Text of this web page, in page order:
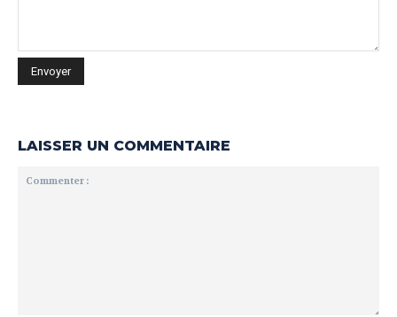
LAISSER UN COMMENTAIRE